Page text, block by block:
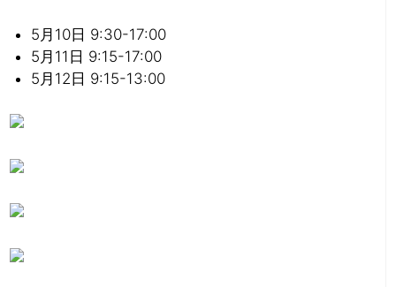
5月10日 9:30-17:00
5月11日 9:15-17:00
5月12日 9:15-13:00